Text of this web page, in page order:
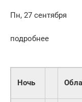
Пн, 27 сентября
подробнее
Ночь